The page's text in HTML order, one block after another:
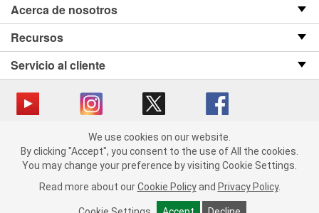
We use cookies on our website. By clicking "Accept", you consent
to the use of All the cookies.
You may change your preference by visiting Cookie Settings.
Read more about our Cookie Policy and Privacy Policy.
Acerca de nosotros
Recursos
Servicio al cliente
Copyright © 2008-2026 O’Reilly Auto Parts v OST_3.2.0.0.729 (3) cv1361
catalog_main
Política de privacidad
Ley de transparencia en las cadenas de suministro
de California
We use cookies on our website.
By clicking "Accept", you consent to the use of All the cookies.
You may change your preference by visiting Cookie Settings.
Read more about our Cookie Policy and Privacy Policy.